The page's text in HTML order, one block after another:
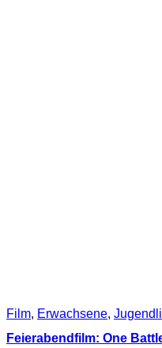
Film, Erwachsene,
Feierabendfilm: One